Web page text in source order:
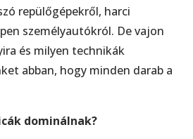
repülőgépekről, harci
személyautókról. De vajon
és milyen technikák
abban, hogy minden darab a
dominálnak?